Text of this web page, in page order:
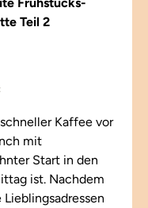
Teil 2
Kaffee vor
mit
Start in den
ist. Nachdem